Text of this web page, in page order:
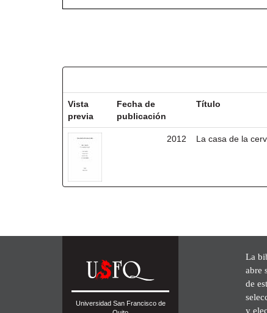
Vista
previa
Fecha de
publicación
Título
2012 La casa de la
Universidad San Francisco de
La
abre
de
y